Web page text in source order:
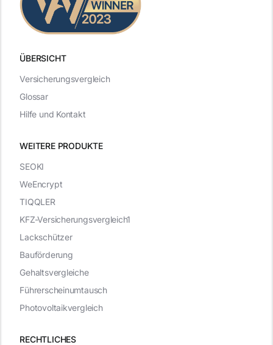
ÜBERSICHT
WEITERE PRODUKTE
RECHTLICHES
Versicherungsvergleich
Glossar
Hilfe und Kontakt
SEOKI
WeEncrypt
TIQQLER
KFZ-Versicherungsvergleich1
Lackschützer
Bauförderung
Gehaltsvergleiche
Führerscheinumtausch
Photovoltaikvergleich